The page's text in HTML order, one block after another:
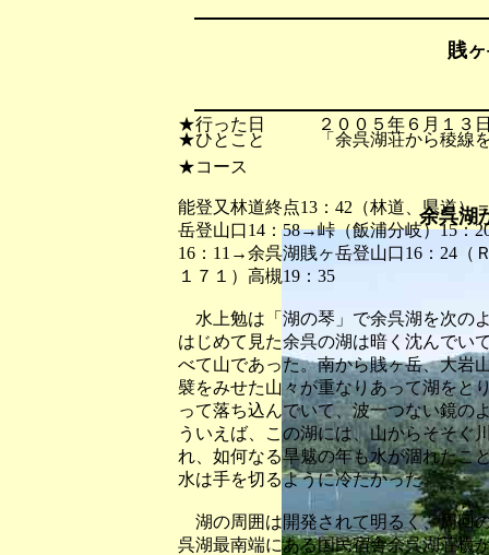
賎
★ひとこと 「余呉湖荘から稜線を
余呉湖
★行った日 ２００５年６月１
★コース
能登又林道終点13：42（林道、県道）
岳登山口14：58→峠（飯浦分岐）15：
16：11→余呉湖賎ヶ岳登山口16：24（
１７１）高槻19：35
水上勉は「湖の琴」で余呉湖を次の
はじめて見た余呉の湖は暗く沈んでい
べて山であった。南から賎ヶ岳、大岩
襞をみせた山々が重なりあって湖をと
って落ち込んでいて、波一つない鏡の
ういえば、この湖には、山からそそぐ
れ、如何なる旱魃の年も水が涸れたこ
水は手を切るように冷たかった。
湖の周囲は開発されて明るく、周回
呉湖最南端にある国民宿舎余呉湖荘横